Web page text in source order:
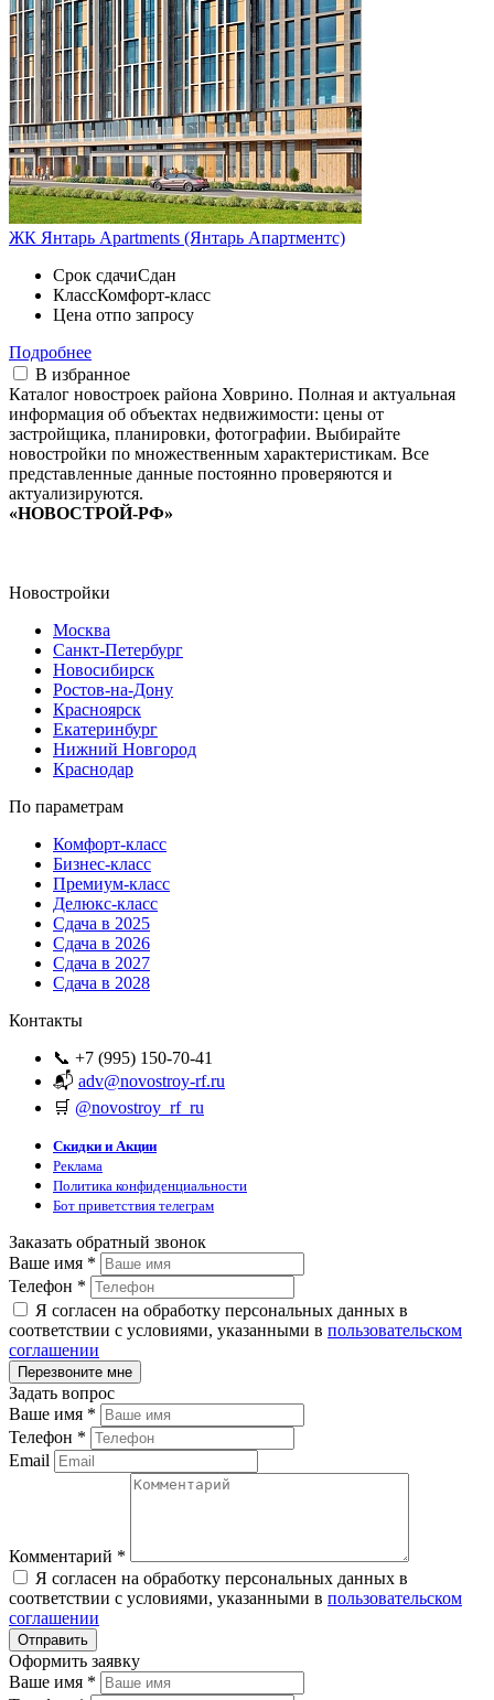
ЖК Янтарь Apartments (Янтарь Апартментс)
Срок сдачиСдан
КлассКомфорт-класс
Цена отпо запросу
Подробнее
В избранное
Каталог новостроек района Ховрино. Полная и актуальная
информация об объектах недвижимости: цены от
застройщика, планировки, фотографии. Выбирайте
новостройки по множественным характеристикам. Все
представленные данные постоянно проверяются и
актуализируются.
«НОВОСТРОЙ-РФ»
Новостройки
Москва
Санкт-Петербург
Новосибирск
Ростов-на-Дону
Красноярск
Екатеринбург
Нижний Новгород
Краснодар
По параметрам
Комфорт-класс
Бизнес-класс
Премиум-класс
Делюкс-класс
Сдача в 2025
Сдача в 2026
Сдача в 2027
Сдача в 2028
Контакты
📞 +7 (995) 150-70-41
📬 adv@novostroy-rf.ru
🛒 @novostroy_rf_ru
Скидки и Акции
Реклама
Политика конфиденциальности
Бот приветствия телеграм
Заказать обратный звонок
Ваше имя *
Телефон *
Я согласен на обработку персональных данных в
соответствии с условиями, указанными в пользовательском
соглашении
Задать вопрос
Ваше имя *
Телефон *
Email
Комментарий *
Я согласен на обработку персональных данных в
соответствии с условиями, указанными в пользовательском
соглашении
Оформить заявку
Ваше имя *